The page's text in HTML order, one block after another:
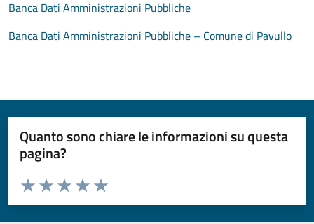
Banca Dati Amministrazioni Pubbliche
Banca Dati Amministrazioni Pubbliche – Comune di Pavullo
Quanto sono chiare le informazioni su questa
pagina?
Valuta da 1 a 5 stelle la pagina
Valuta 5 stelle su 5
Valuta 4 stelle su 5
Valuta 3 stelle su 5
Valuta 2 stelle su 5
Valuta 1 stelle su 5